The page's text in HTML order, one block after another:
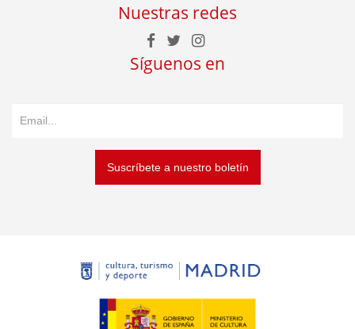
Nuestras redes
Síguenos en
Suscríbete a nuestro boletín